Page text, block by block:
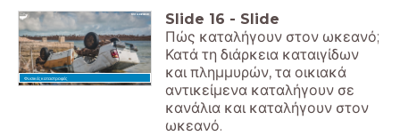
Φυσικές καταστροφές
Slide 16 - Slide
Πώς καταλήγουν στον ωκεανό;
Κατά τη διάρκεια καταιγίδων
και πλημμυρών, τα οικιακά
αντικείμενα καταλήγουν σε
κανάλια και καταλήγουν στον
ωκεανό.